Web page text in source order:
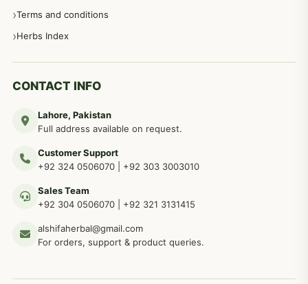
Terms and conditions
Herbs Index
CONTACT INFO
Lahore, Pakistan
Full address available on request.
Customer Support
+92 324 0506070
+92 303 3003010
Sales Team
+92 304 0506070
+92 321 3131415
alshifaherbal@gmail.com
For orders, support & product queries.